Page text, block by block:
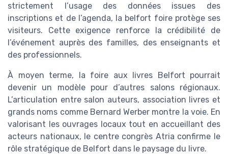
strictement l’usage des données issues des
inscriptions et de l’agenda, la belfort foire protège ses
visiteurs. Cette exigence renforce la crédibilité de
l’événement auprès des familles, des enseignants et
des professionnels.
À moyen terme, la foire aux livres Belfort pourrait
devenir un modèle pour d’autres salons régionaux.
L’articulation entre salon auteurs, association livres et
grands noms comme Bernard Werber montre la voie. En
valorisant les ouvrages locaux tout en accueillant des
acteurs nationaux, le centre congrès Atria confirme le
rôle stratégique de Belfort dans le paysage du livre.